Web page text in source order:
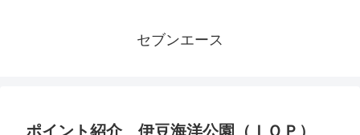
セブンエース
ポイント紹介 伊豆海洋公園（ＩＯＰ）